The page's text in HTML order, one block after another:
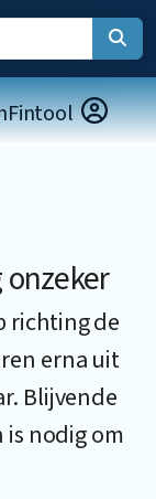
richting de
erna uit
Blijvende
nodig om